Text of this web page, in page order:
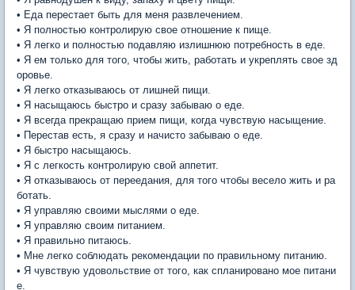
• Еда перестает быть для меня развлечением.
• Я полностью контролирую свое отношение к пище.
• Я легко и полностью подавляю излишнюю потребность в еде.
• Я ем только для того, чтобы жить, работать и укреплять свое зд
оровье.
• Я легко отказываюсь от лишней пищи.
• Я насыщаюсь быстро и сразу забываю о еде.
• Я всегда прекращаю прием пищи, когда чувствую насыщение.
• Перестав есть, я сразу и начисто забываю о еде.
• Я быстро насыщаюсь.
• Я с легкость контролирую свой аппетит.
• Я отказываюсь от переедания, для того чтобы весело жить и ра
ботать.
• Я управляю своими мыслями о еде.
• Я управляю своим питанием.
• Я правильно питаюсь.
• Мне легко соблюдать рекомендации по правильному питанию.
• Я чувствую удовольствие от того, как спланировано мое питани
е.